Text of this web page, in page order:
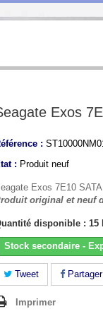
Exos
:
: Produit neuf
Exos 7E10
original et neuf
disponible :
Stock secondaire -
Tweet Partager
Imprimer